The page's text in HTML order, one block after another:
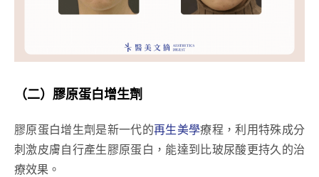
（二） 膠原蛋白增生劑
膠原蛋白增生劑是新一代的再生美學療程，利用特殊成分
刺激皮膚自行產生膠原蛋白，能達到比玻尿酸更持久的治
療效果。